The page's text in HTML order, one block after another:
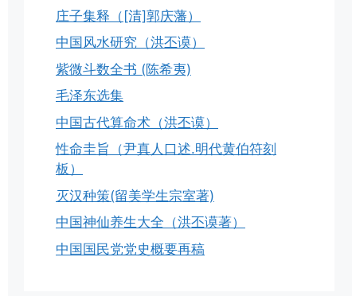
庄子集释（[清]郭庆藩）
中国风水研究（洪丕谟）
紫微斗数全书 (陈希夷)
毛泽东选集
中国古代算命术（洪丕谟）
性命圭旨（尹真人口述.明代黄伯符刻
板）
灭汉种策(留美学生宗室著)
中国神仙养生大全（洪丕谟著）
中国国民党党史概要再稿